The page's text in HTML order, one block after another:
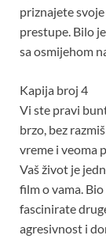
priznajete
prestupe. Bilo
sa osmijehom
Kapija broj 4
Vi ste pravi
brzo, bez
vreme i veoma
Vaš život je
film o vama.
fascinirate
agresivnost i